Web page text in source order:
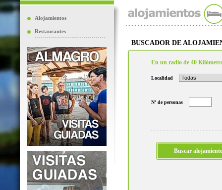
Alojamientos
Restaurantes
BUSCADOR DE
En un radio de 40
Localidad
Nº de personas